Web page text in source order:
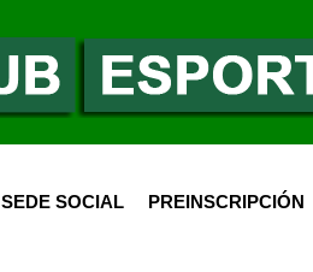
SEDE SOCIAL PREINSCRIPCIÓN